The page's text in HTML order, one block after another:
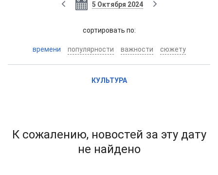
5 Октября 2024
cортировать по:
времени популярности важности сюжету
КУЛЬТУРА
К сожалению, новостей за эту дату
не найдено